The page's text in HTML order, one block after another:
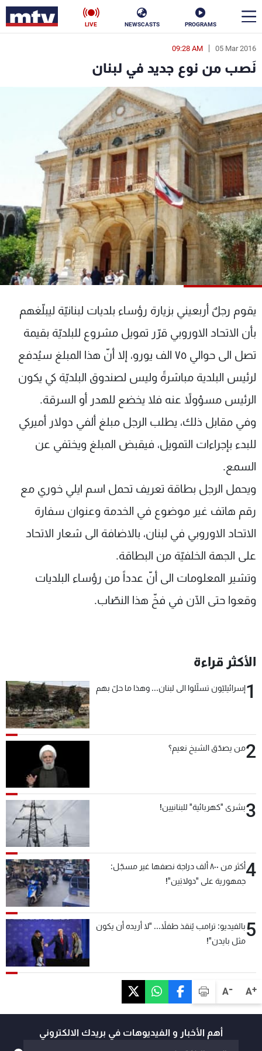
PROGRAMS
NEWSCASTS
LIVE
A+
A-
05 Mar 2016
09:28 AM
نَصب من نوع جديد في لبنان
يقوم رجلٌ أربعيني بزيارة رؤساء بلديات لبنانيّة ليبلّغهم
بأن الاتحاد الاوروبي قرّر تمويل مشروع للبلديّة بقيمة
تصل الى حوالي ٧٥ الف يورو، إلا أنّ هذا المبلغ سيُدفع
لرئيس البلدية مباشرةً وليس لصندوق البلديّة كي يكون
الرئيس مسؤولاً عنه فلا يخضع للهدر أو السرقة.
وفي مقابل ذلك، يطلب الرجل مبلغ ألفي دولار أميركي
للبدء بإجراءات التمويل، فيقبض المبلغ ويختفي عن
السمع.
ويحمل الرجل بطاقة تعريف تحمل اسم ايلي خوري مع
رقم هاتف غير موضوع في الخدمة وعنوان سفارة
الاتحاد الاوروبي في لبنان، بالاضافة الى شعار الاتحاد
على الجهة الخلفيّة من البطاقة.
وتشير المعلومات الى أنّ عدداً من رؤساء البلديات
وقعوا حتى الآن في فخّ هذا النصّاب.
الأكثر قراءة
1إسرائيليّون تسلّلوا الى لبنان... وهذا ما حلّ بهم
2من يصدّق الشيخ نعيم؟
3بشرى "كهربائية" للبنانيين!
4
أكثر من ٨٠٠ ألف دراجة نصفها غير مسجّل:
جمهورية على "دولابَين"!
5بالفيديو: ترامب يُنقذ طفلاً... "لا أريده أن يكون
مثل بايدن"!
أهم الأخبار و الفيديوهات في بريدك الالكتروني
en
الأخبار
سياسة ناس
إقتصاد فن
منوعات رياضة
كأس العالم
البرامج
جدول البرامج
شاهد البرامج
عن MTV
الإنـتـاج
لاعلاناتكم
وظائف
تواصل معنا
شروط الإسـتخدام